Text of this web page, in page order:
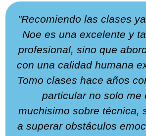
"Recomiendo las clases
Noe es una excelente y
profesional, sino que
con una calidad humana
Tomo clases hace años
particular no solo me
muchisimo sobre técnica,
a superar obstáculos